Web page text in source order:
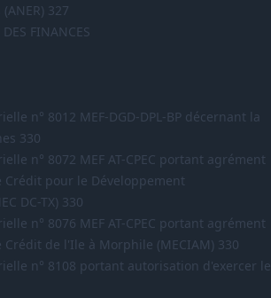
327
FINANCES
n° 8012 MEF-DGD-DPL-BP décernant la
330
n° 8072 MEF AT-CPEC portant agrément
pour le Développement
DC-TX) 330
n° 8076 MEF AT-CPEC portant agrément
de l'Ile à Morphile (MECIAM) 330
n° 8108 portant autorisation d'exercer le